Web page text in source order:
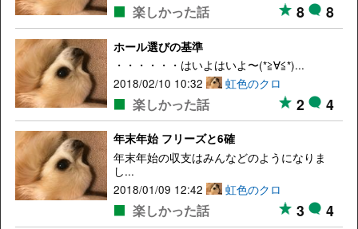
楽しかった話 8 8
ホール選びの基準
・・・・・・はいよはいよ〜(*≧∀≦*)...
2018/02/10 10:32
虹色のクロ
楽しかった話 2 4
年末年始 フリーズと6確
年末年始の収支はみんなどのようになりま
し...
2018/01/09 12:42
虹色のクロ
楽しかった話 3 4